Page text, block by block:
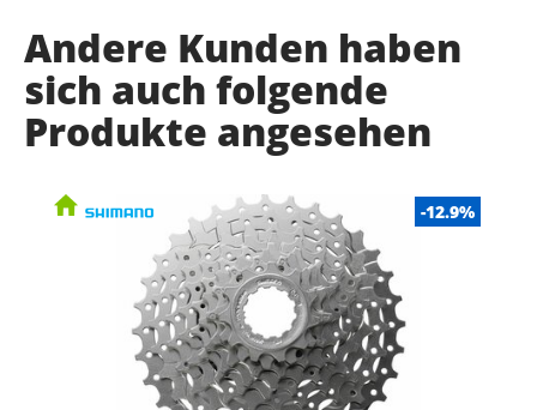
Andere Kunden haben
sich auch folgende
Produkte angesehen
-12.9%